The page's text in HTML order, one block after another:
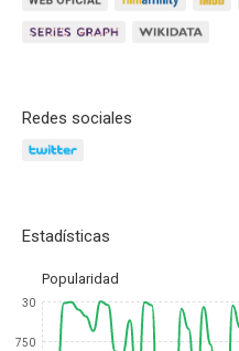
Redes sociales
Estadísticas
Popularidad
30
750